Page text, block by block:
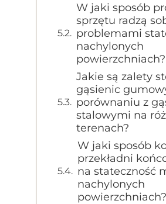
W jaki sposób
sprzętu radzą
problemami
nachylonych
powierzchniach?
Jakie są zalety
gąsienic
porównaniu z
stalowymi na
terenach?
W jaki sposób
przekładni
na stateczność
nachylonych
powierzchniach?